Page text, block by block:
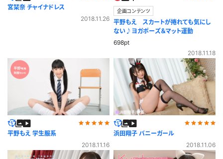
宮栞奈 チャイナドレス
2018.11.26
企画コンテンツ
平野もえ スカートが捲れても気にし
ない♪ヨガポーズ＆マット運動
698pt
2018.11.18
平野もえ 学生服系
2018.11.16
浜田翔子 バニーガール
2018.11.06